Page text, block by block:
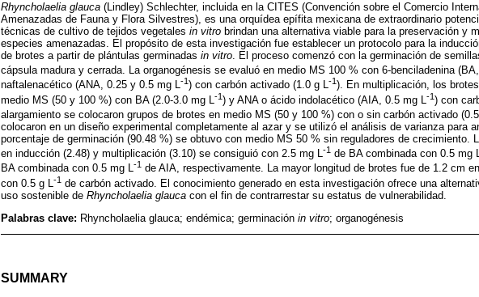
Rhyncholaelia glauca (Lindley) Schlechter, incluida en la CITES (Convención sobre el Comercio
Amenazadas de Fauna y Flora Silvestres), es una orquídea epífita mexicana de extraordinario
técnicas de cultivo de tejidos vegetales in vitro brindan una alternativa viable para la preservación y
especies amenazadas. El propósito de esta investigación fue establecer un protocolo para la
de brotes a partir de plántulas germinadas in vitro. El proceso comenzó con la germinación de
cápsula madura y cerrada. La organogénesis se evaluó en medio MS 100 % con 6-benciladenina
naftalenacético (ANA, 0.25 y 0.5 mg L-1 ) con carbón activado (1.0 g L-1 ). En multiplicación, los
medio MS (50 y 100 %) con BA (2.0-3.0 mg L
-1) y ANA o ácido indolacético (AIA, 0.5 mg L -1) con
alargamiento se colocaron grupos de brotes en medio MS (50 y 100 %) con o sin carbón activado
colocaron en un diseño experimental completamente al azar y se utilizó el análisis de varianza para
porcentaje de germinación (90.48 %) se obtuvo con medio MS 50 % sin reguladores de crecimiento.
en inducción (2.48) y multiplicación (3.10) se consiguió con 2.5 mg L-1 de BA combinada con 0.5 mg
BA combinada con 0.5 mg L-1 de AIA, respectivamente. La mayor longitud de brotes fue de 1.2 cm
con 0.5 g L
-1 de carbón activado. El conocimiento generado en esta investigación ofrece una
uso sostenible de Rhyncholaelia glauca con el fin de contrarrestar su estatus de vulnerabilidad.
Palabras clave: Rhyncholaelia glauca; endémica; germinación in vitro; organogénesis
SUMMARY